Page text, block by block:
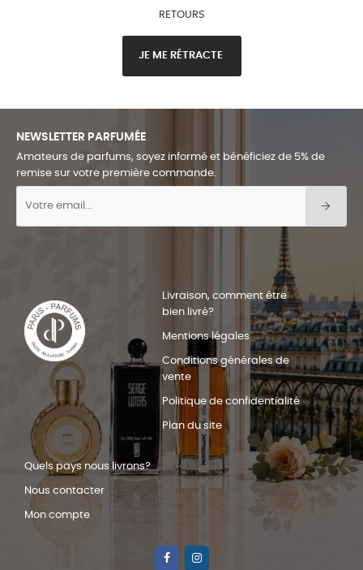
RETOURS
JE ME RÉTRACTE
NEWSLETTER PARFUMÉE
Amateurs de parfums, soyez informé et bénéficiez de 5% de
remise sur votre première commande.
Livraison, comment être
bien livré?
Mentions légales
Conditions générales de
vente
Politique de confidentialité
Plan du site
Quels pays nous livrons?
Nous contacter
Mon compte